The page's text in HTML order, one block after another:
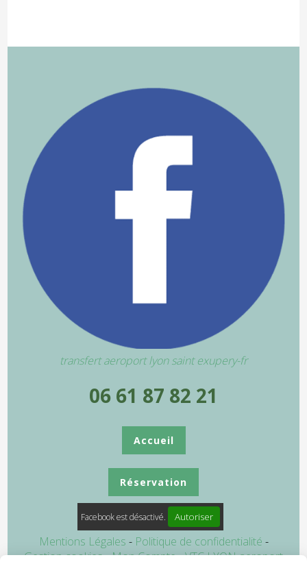
transfert aeroport lyon saint exupery-fr
06 61 87 82 21
Accueil
Réservation
Facebook est désactivé. Autoriser
Mentions Légales
Politique de confidentialité
Gestion cookies Mon Compte VTC LYON aeroport